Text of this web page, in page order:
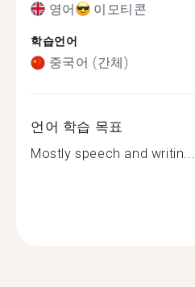
영어 이모티콘
학습언어
중국어 (간체)
언어 학습 목표
Mostly speech and writin...